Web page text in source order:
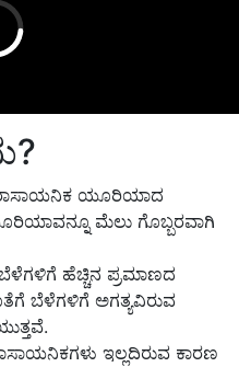
ರಾಸಾಯನಿಕ ಯೂರಿಯಾದ
ಮೆಲು ಗೊಬ್ಬರವಾಗಿ
ಹೆಚ್ಚಿನ ಪ್ರಮಾಣದ
ಬೆಳೆಗಳಿಗೆ ಅಗತ್ಯವಿರುವ
ಇಲ್ಲದಿರುವ ಕಾರಣ